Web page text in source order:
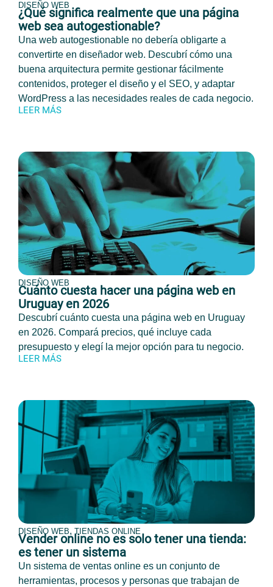
DISEÑO WEB
¿Qué significa realmente que una página
web sea autogestionable?
Una web autogestionable no debería obligarte a
convertirte en diseñador web. Descubrí cómo una
buena arquitectura permite gestionar fácilmente
contenidos, proteger el diseño y el SEO, y adaptar
WordPress a las necesidades reales de cada negocio.
LEER MÁS
DISEÑO WEB
Cuánto cuesta hacer una página web en
Uruguay en 2026
Descubrí cuánto cuesta una página web en Uruguay
en 2026. Compará precios, qué incluye cada
presupuesto y elegí la mejor opción para tu negocio.
LEER MÁS
DISEÑO WEB, TIENDAS ONLINE
Vender online no es solo tener una tienda:
es tener un sistema
Un sistema de ventas online es un conjunto de
herramientas, procesos y personas que trabajan de